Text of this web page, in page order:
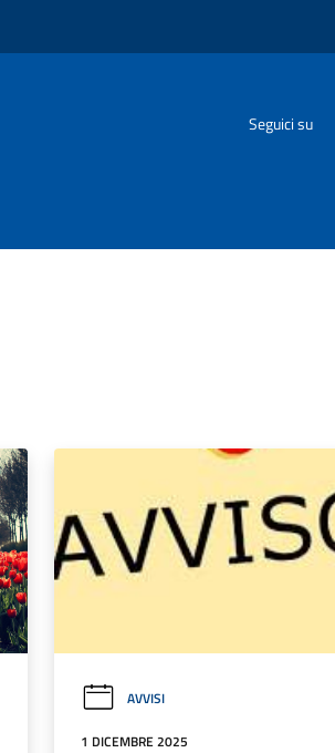
Seguici su
AVVISI
1 DICEMBRE 2025